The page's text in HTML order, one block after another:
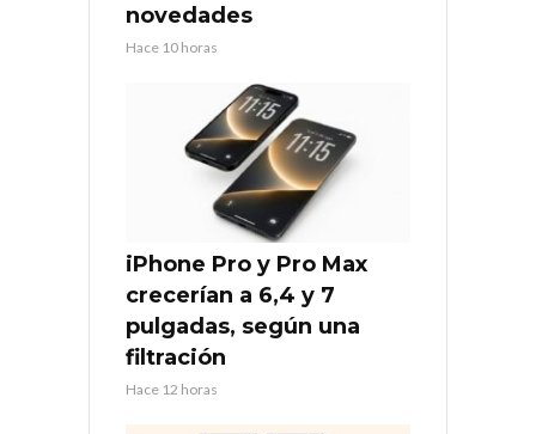
novedades
Hace 10 horas
iPhone Pro y Pro Max
crecerían a 6,4 y 7
pulgadas, según una
filtración
Hace 12 horas